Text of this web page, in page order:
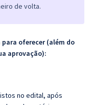
de volta.
para oferecer (além do
aprovação):
no edital, após